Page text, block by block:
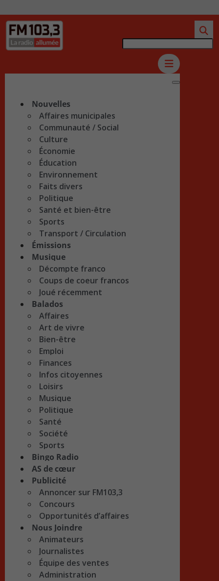
Nouvelles
Affaires municipales
Communauté / Social
Culture
Économie
Éducation
Environnement
Faits divers
Politique
Santé et bien-être
Sports
Transport / Circulation
Émissions
Musique
Décompte franco
Coups de coeur francos
Joué récemment
Balados
Affaires
Art de vivre
Bien-être
Emploi
Finances
Infos citoyennes
Loisirs
Musique
Politique
Santé
Société
Sports
Bingo Radio
AS de cœur
Publicité
Annoncer sur FM103,3
Concours
Opportunités d’affaires
Nous Joindre
Animateurs
Journalistes
Équipe des ventes
Administration